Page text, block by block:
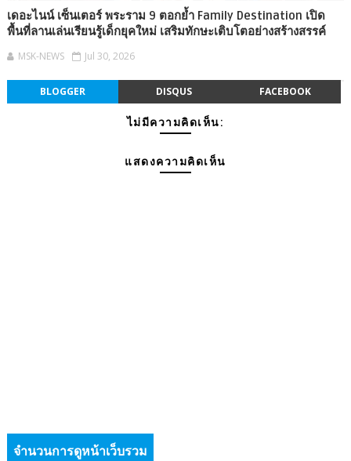
เดอะไนน์ เซ็นเตอร์ พระราม 9 ตอกย้ำ Family Destination เปิด
พื้นที่ลานเล่นเรียนรู้เด็กยุคใหม่ เสริมทักษะเติบโตอย่างสร้างสรรค์
MSK-NEWS Jul 30, 2026
BLOGGER DISQUS FACEBOOK
ไม่มีความคิดเห็น:
แสดงความคิดเห็น
จำนวนการดูหน้าเว็บรวม